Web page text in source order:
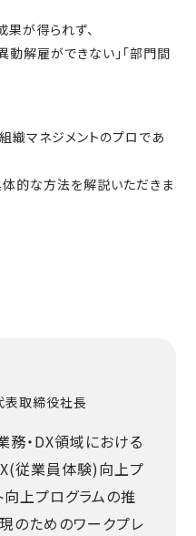
果が得られず、
動解雇ができない」「部門間
マネジメントのプロであ
的な方法を解説いただきま
表取締役社長
務・DX領域における
従業員体験)向上プ
向上プログラムの推
のためのワークプレ